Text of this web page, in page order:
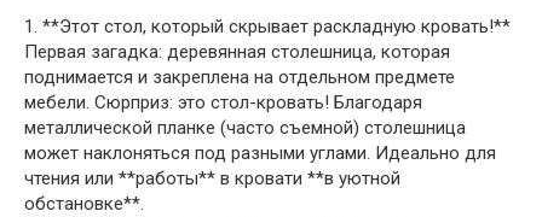
1. **Этот стол, который скрывает раскладную кровать!**
Первая загадка: деревянная столешница, которая
поднимается и закреплена на отдельном предмете
мебели. Сюрприз: это стол-кровать! Благодаря
металлической планке (часто съемной) столешница
может наклоняться под разными углами. Идеально для
чтения или **работы** в кровати **в уютной
обстановке**.